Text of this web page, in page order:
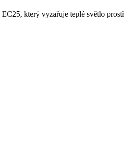
který vyzařuje teplé světlo